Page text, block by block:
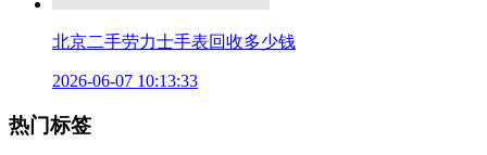
北京二手劳力士手表回收多少钱
2026-06-07 10:13:33
热门标签